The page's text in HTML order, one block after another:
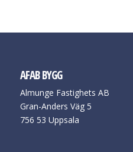
AFAB BYGG
Almunge Fastighets AB
Gran-Anders Väg 5
756 53 Uppsala